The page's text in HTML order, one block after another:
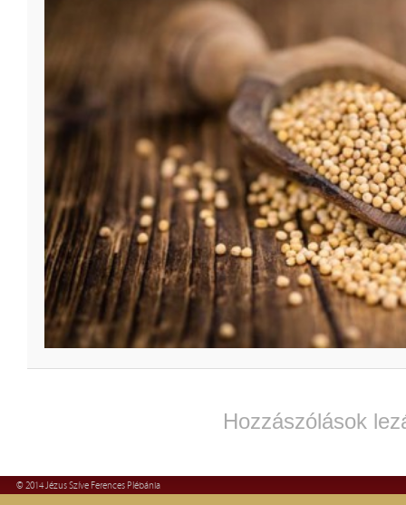
Hozzászólások
© 2014 Jézus Szíve Ferences Plébánia